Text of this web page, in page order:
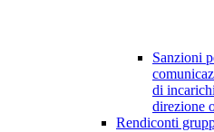
Sanzioni
di
direzione
Rendiconti